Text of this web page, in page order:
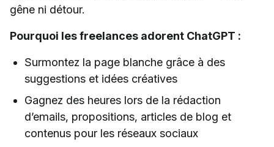
gêne ni détour.
Pourquoi les freelances adorent ChatGPT :
Surmontez la page blanche grâce à des
suggestions et idées créatives
Gagnez des heures lors de la rédaction
d’emails, propositions, articles de blog et
contenus pour les réseaux sociaux